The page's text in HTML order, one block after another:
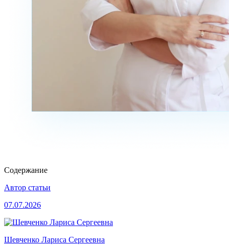
Содержание
Автор статьи
07.07.2026
Шевченко Лариса Сергеевна